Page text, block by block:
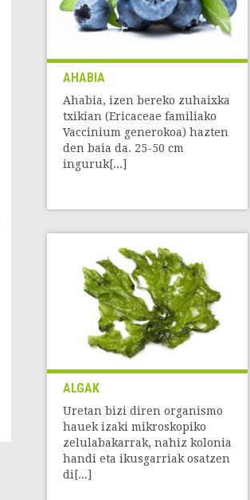
AHABIA
Ahabia, izen bereko zuhaixka
txikian (Ericaceae familiako
Vaccinium generokoa) hazten
den baia da. 25-50 cm
inguruk[...]
ALGAK
Uretan bizi diren organismo
hauek izaki mikroskopiko
zelulabakarrak, nahiz kolonia
handi eta ikusgarriak osatzen
di[...]